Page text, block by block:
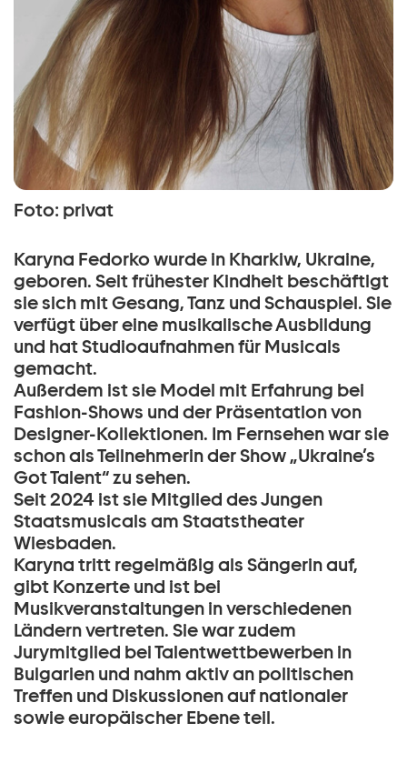
Foto: privat
Karyna Fedorko wurde in Kharkiw, Ukraine,
geboren. Seit frühester Kindheit beschäftigt
sie sich mit Gesang, Tanz und Schauspiel. Sie
verfügt über eine musikalische Ausbildung
und hat Studioaufnahmen für Musicals
gemacht.
Außerdem ist sie Model mit Erfahrung bei
Fashion-Shows und der Präsentation von
Designer-Kollektionen. Im Fernsehen war sie
schon als Teilnehmerin der Show „Ukraine’s
Got Talent“ zu sehen.
Seit 2024 ist sie Mitglied des Jungen
Staatsmusicals am Staatstheater
Wiesbaden.
Karyna tritt regelmäßig als Sängerin auf,
gibt Konzerte und ist bei
Musikveranstaltungen in verschiedenen
Ländern vertreten. Sie war zudem
Jurymitglied bei Talentwettbewerben in
Bulgarien und nahm aktiv an politischen
Treffen und Diskussionen auf nationaler
sowie europäischer Ebene teil.